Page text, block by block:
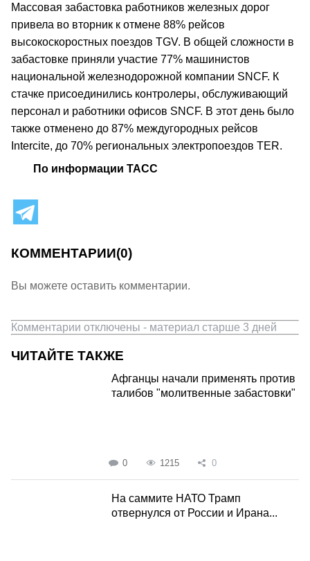
Массовая забастовка работников железных дорог
привела во вторник к отмене 88% рейсов
высокоскоростных поездов TGV. В общей сложности в
забастовке приняли участие 77% машинистов
национальной железнодорожной компании SNCF. К
стачке присоединились контролеры, обслуживающий
персонал и работники офисов SNCF. В этот день было
также отменено до 87% междугородных рейсов
Intercite, до 70% региональных электропоездов TER.
По информации ТАСС
КОММЕНТАРИИ(0)
Вы можете оставить комментарии.
Комментарии отключены - материал старше 3 дней
ЧИТАЙТЕ ТАКЖЕ
Афганцы начали применять против
талибов "молитвенные забастовки"
0 1215 0
На саммите НАТО Трамп
отвернулся от России и Ирана...